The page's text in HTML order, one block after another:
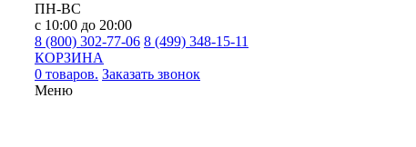
ПН-ВС
с 10:00 до 20:00
8 (800) 302-77-06 8 (499) 348-15-11
КОРЗИНА
0 товаров. Заказать звонок
Меню